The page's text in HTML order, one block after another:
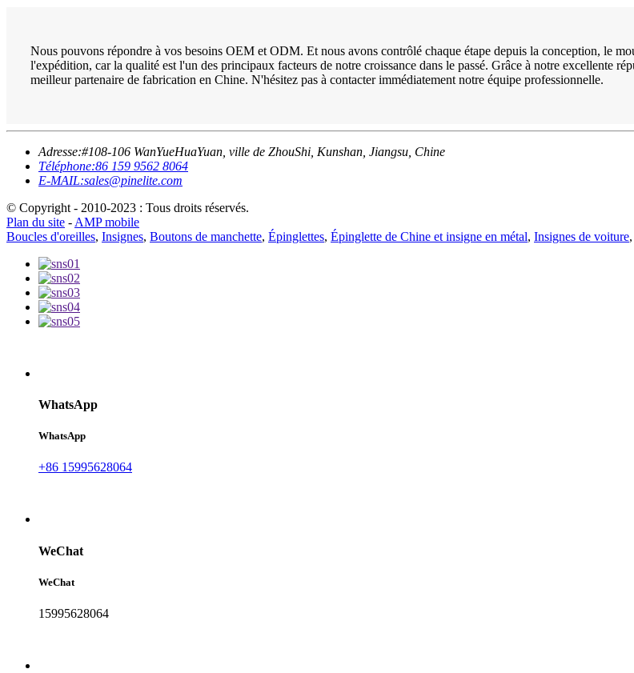
Nous pouvons répondre à vos besoins OEM et ODM. Et nous avons contrôlé chaque étape depuis la conception, le
l'expédition, car la qualité est l'un des principaux facteurs de notre croissance dans le passé. Grâce à notre excellente
meilleur partenaire de fabrication en Chine. N'hésitez pas à contacter immédiatement notre équipe professionnelle.
Adresse:#108-106 WanYueHuaYuan, ville de ZhouShi, Kunshan, Jiangsu, Chine
Téléphone:86 159 9562 8064
E-MAIL:sales@pinelite.com
© Copyright - 2010-2023 : Tous droits réservés.
Plan du site - AMP mobile
Boucles d'oreilles, Insignes, Boutons de manchette, Épinglettes, Épinglette de Chine et insigne en métal, Insignes de voiture,
WhatsApp
WhatsApp
+86 15995628064
WeChat
WeChat
15995628064